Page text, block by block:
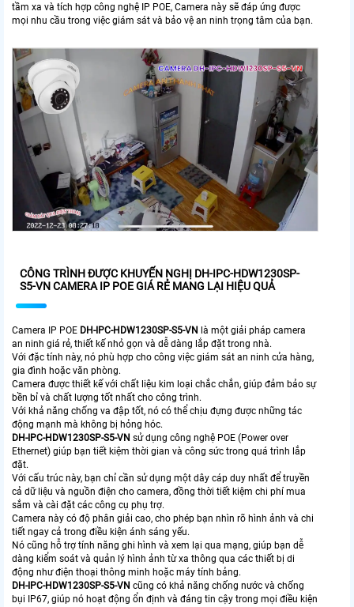
tầm xa và tích hợp công nghệ IP POE, Camera này sẽ đáp ứng được
mọi nhu cầu trong việc giám sát và bảo vệ an ninh trọng tâm của bạn.
CÔNG TRÌNH ĐƯỢC KHUYẾN NGHỊ DH-IPC-HDW1230SP-
S5-VN CAMERA IP POE GIÁ RẺ MANG LẠI HIỆU QUẢ
Camera IP POE DH-IPC-HDW1230SP-S5-VN là một giải pháp camera
an ninh giá rẻ, thiết kế nhỏ gọn và dễ dàng lắp đặt trong nhà.
Với đặc tính này, nó phù hợp cho công việc giám sát an ninh cửa hàng,
gia đình hoặc văn phòng.
Camera được thiết kế với chất liệu kim loại chắc chắn, giúp đảm bảo sự
bền bỉ và chất lượng tốt nhất cho công trình.
Với khả năng chống va đập tốt, nó có thể chịu đựng được những tác
động mạnh mà không bị hỏng hóc.
DH-IPC-HDW1230SP-S5-VN sử dụng công nghệ POE (Power over
Ethernet) giúp bạn tiết kiệm thời gian và công sức trong quá trình lắp
đặt.
Với cấu trúc này, bạn chỉ cần sử dụng một dây cáp duy nhất để truyền
cả dữ liệu và nguồn điện cho camera, đồng thời tiết kiệm chi phí mua
sắm và cài đặt các công cụ phụ trợ.
Camera này có độ phân giải cao, cho phép bạn nhìn rõ hình ảnh và chi
tiết ngay cả trong điều kiện ánh sáng yếu.
Nó cũng hỗ trợ tính năng ghi hình và xem lại qua mạng, giúp bạn dễ
dàng kiểm soát và quản lý hình ảnh từ xa thông qua các thiết bị di
động như điện thoại thông minh hoặc máy tính bảng.
DH-IPC-HDW1230SP-S5-VN cũng có khả năng chống nước và chống
bụi IP67, giúp nó hoạt động ổn định và đáng tin cậy trong mọi điều kiện